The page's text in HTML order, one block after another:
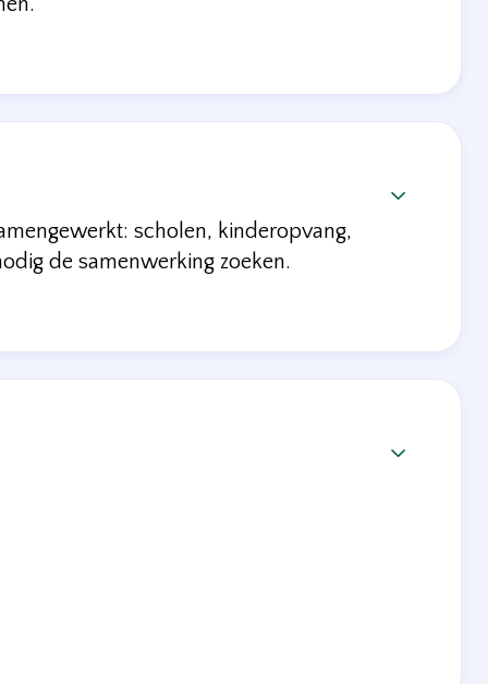

scholen, kinderopvang,
de samenwerking zoeken.
